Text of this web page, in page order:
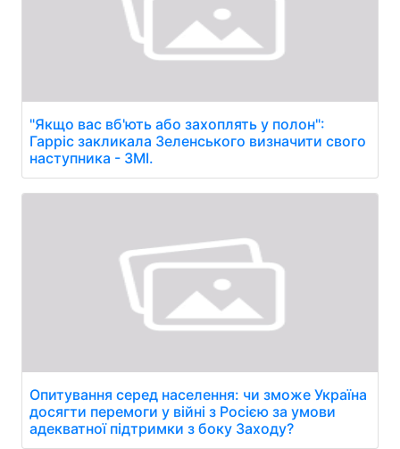
"Якщо вас вб'ють або захоплять у полон":
Гарріс закликала Зеленського визначити свого
наступника - ЗМІ.
Опитування серед населення: чи зможе Україна
досягти перемоги у війні з Росією за умови
адекватної підтримки з боку Заходу?